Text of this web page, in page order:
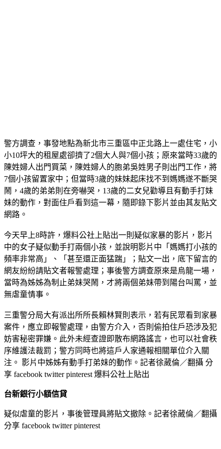
警方調查，事發地點為新北市三重區中正北路上一處住宅，小
小10坪大的租屋處卻擠了2個大人與7個小孩；原來當時33歲的
陳姓婦人出門買菜，陳姓婦人的胞弟吳姓男子則出門工作，將
7個小孩留置家中；但當時3歲的妹妹起床找不到媽媽遂不斷哭
鬧，4歲的弟弟則在旁嚇哭，13歲的二女兒勸導且有動手打妹
妹的動作，對面住戶看到這一幕，隨即錄下影片並由其友貼文
網路。
今天早上8時許，爆料公社上貼出一則疑似家暴的影片，影片
中的女子疑似動手打兩個小孩，並說明影片中「媽媽打小孩的
頻率非常高」、「甚至還正面猛踹」；貼文一出，底下留言的
網友紛紛請貼文者報警處理；事後警方調查原來是烏龍一場，
當時為姊姊為制止弟妹哭鬧，才將兩個弟妹帶到陽台叫罵，並
無虐童情事。
三重警分局大有派出所所長賴林賢則表示，若有民眾看到家暴
案件，應立即報警處理，由警方介入，否則偷拍住戶恐涉及犯
妨害秘密罪嫌。此外未經查證即散布網路謠言，也可以社會秩
序維護法裁罰；警方同時也將這戶人家通報相關單位介入關
注。 影片中姊姊有動手打弟妹的動作。記者徐葳倫／翻攝 分
享 facebook twitter pinterest 爆料公社上貼出
台新銀行小額信貸
疑似虐童的影片，事後管理員將貼文撤除。記者徐葳倫／翻攝
分享 facebook twitter pinterest